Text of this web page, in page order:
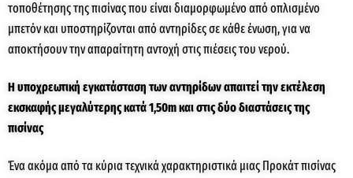
τοποθέτησης της πισίνας που είναι διαμορφωμένο από οπλισμένο
μπετόν και υποστηρίζονται από αντηρίδες σε κάθε ένωση, για να
αποκτήσουν την απαραίτητη αντοχή στις πιέσεις του νερού.
Η υποχρεωτική εγκατάσταση των αντηρίδων απαιτεί την εκτέλεση
εκσκαφής μεγαλύτερης κατά 1,50mκαι στις δύο διαστάσεις της
πισίνας
Ένα ακόμα από τα κύρια τεχνικά χαρακτηριστικά μιας Προκάτ πισίνας